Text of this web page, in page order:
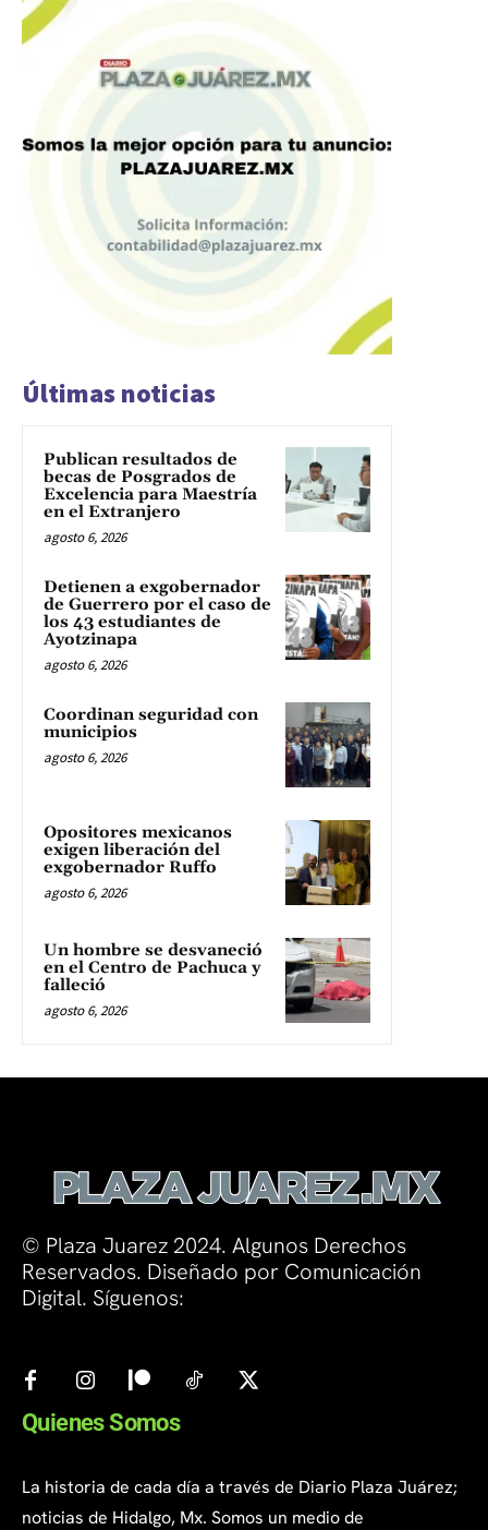
Últimas noticias
Publican resultados de
becas de Posgrados de
Excelencia para Maestría
en el Extranjero
agosto 6, 2026
Detienen a exgobernador
de Guerrero por el caso de
los 43 estudiantes de
Ayotzinapa
agosto 6, 2026
Coordinan seguridad con
municipios
agosto 6, 2026
Opositores mexicanos
exigen liberación del
exgobernador Ruffo
agosto 6, 2026
Un hombre se desvaneció
en el Centro de Pachuca y
falleció
agosto 6, 2026
© Plaza Juarez 2024. Algunos Derechos
Reservados. Diseñado por Comunicación
Digital. Síguenos:
Quienes Somos
La historia de cada día a través de Diario Plaza Juárez;
noticias de Hidalgo, Mx. Somos un medio de